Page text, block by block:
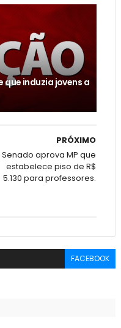
induzia jovens a
PRÓXIMO
Senado aprova MP que
estabelece piso de R$
5.130 para professores.
FACEBOOK